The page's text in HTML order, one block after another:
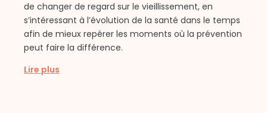
de changer de regard sur le vieillissement, en
s’intéressant à l’évolution de la santé dans le temps
afin de mieux repérer les moments où la prévention
peut faire la différence.
Lire plus